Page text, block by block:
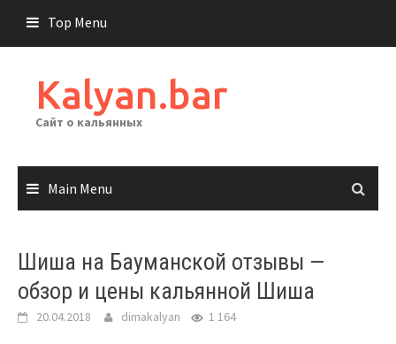
content
Top Menu
Kalyan.bar
Сайт о кальянных
Main Menu
Шиша на Бауманской отзывы —
обзор и цены кальянной Шиша
20.04.2018 dimakalyan 1 164